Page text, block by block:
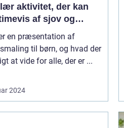
aktivitet, der kan
af sjov og
en præsentation af
til børn, og hvad der
at vide for alle, der er ...
2024